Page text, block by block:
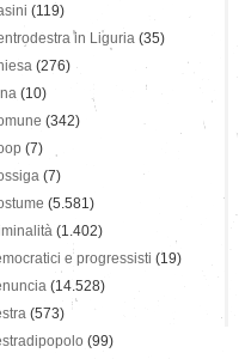
(119)
in Liguria (35)
(276)
(10)
(342)
(7)
(7)
(5.581)
(1.402)
e progressisti (19)
(14.528)
(573)
(99)